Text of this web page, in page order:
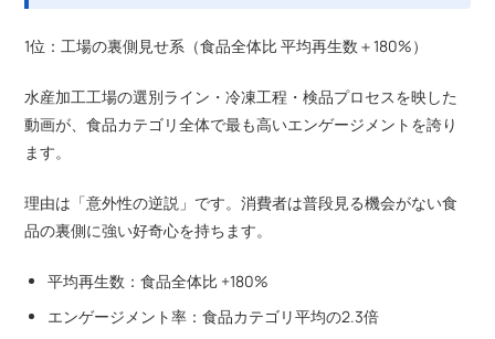
1位：工場の裏側見せ系（食品全体比 平均再生数＋180%）
水産加工工場の選別ライン・冷凍工程・検品プロセスを映した
動画が、食品カテゴリ全体で最も高いエンゲージメントを誇り
ます。
理由は「意外性の逆説」です。消費者は普段見る機会がない食
品の裏側に強い好奇心を持ちます。
平均再生数：食品全体比 +180%
エンゲージメント率：食品カテゴリ平均の2.3倍